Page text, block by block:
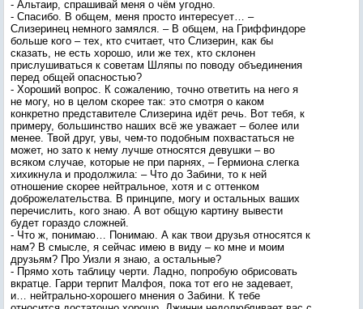
- Альтаир, спрашивай меня о чём угодно.
- Спасибо. В общем, меня просто интересует… –
Слизеринец немного замялся. – В общем, на Гриффиндоре
больше кого – тех, кто считает, что Слизерин, как бы
сказать, не есть хорошо, или же тех, кто склонен
прислушиваться к советам Шляпы по поводу объединения
перед общей опасностью?
- Хороший вопрос. К сожалению, точно ответить на него я
не могу, но в целом скорее так: это смотря о каком
конкретно представителе Слизерина идёт речь. Вот тебя, к
примеру, большинство наших всё же уважает – более или
менее. Твой друг, увы, чем-то подобным похвастаться не
может, но зато к нему лучше относятся девушки – во
всяком случае, которые не при парнях, – Гермиона слегка
хихикнула и продолжила: – Что до Забини, то к ней
отношение скорее нейтральное, хотя и с оттенком
доброжелательства. В принципе, могу и остальных ваших
перечислить, кого знаю. А вот общую картину вывести
будет гораздо сложней.
- Что ж, понимаю… Понимаю. А как твои друзья относятся к
нам? В смысле, я сейчас имею в виду – ко мне и моим
друзьям? Про Уизли я знаю, а остальные?
- Прямо хоть таблицу черти. Ладно, попробую обрисовать
вкратце. Гарри терпит Малфоя, пока тот его не задевает,
и… нейтрально-хорошего мнения о Забини. К тебе